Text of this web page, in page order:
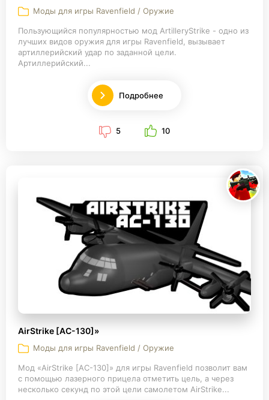
Моды для игры Ravenfield / Оружие
Пользующийся популярностью мод ArtilleryStrike - одно из
лучших видов оружия для игры Ravenfield, вызывает
артиллерийский удар по заданной цели.
Артиллерийский...
Подробнее
5 10
AirStrike [AC-130]»
Моды для игры Ravenfield / Оружие
Мод «AirStrike [AC-130]» для игры Ravenfield позволит вам
с помощью лазерного прицела отметить цель, а через
несколько секунд по этой цели самолетом AirStrike...